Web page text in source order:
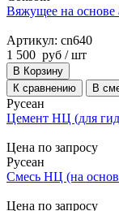
Вяжущее на основе
Артикул: cn640
1 500 руб / шт
В Корзину
К сравнению
В
Русеан
Цемент НЦ (для
Цена по запросу
Русеан
Смесь НЦ (на
Цена по запросу